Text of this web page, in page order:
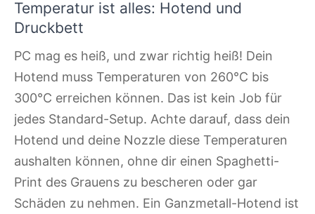
Temperatur ist alles: Hotend und
Druckbett
PC mag es heiß, und zwar richtig heiß! Dein
Hotend muss Temperaturen von 260°C bis
300°C erreichen können. Das ist kein Job für
jedes Standard-Setup. Achte darauf, dass dein
Hotend und deine Nozzle diese Temperaturen
aushalten können, ohne dir einen Spaghetti-
Print des Grauens zu bescheren oder gar
Schäden zu nehmen. Ein Ganzmetall-Hotend ist